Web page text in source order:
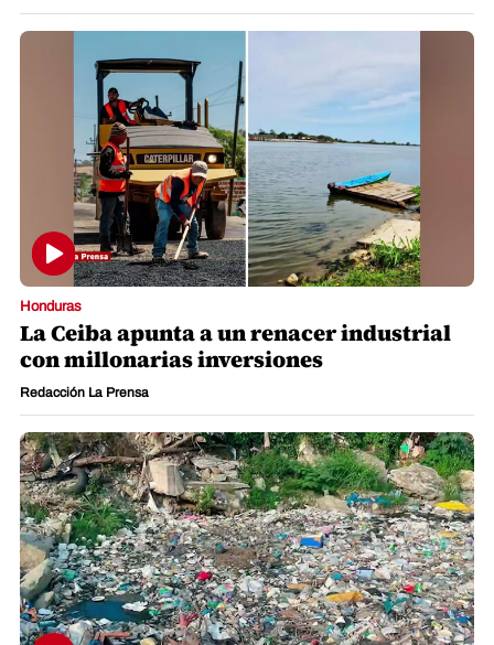
Honduras
La Ceiba apunta a un renacer industrial
con millonarias inversiones
Redacción La Prensa